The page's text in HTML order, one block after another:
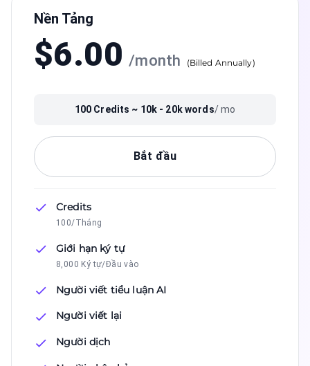
Nền Tảng
$6.00 /month (Billed Annually)
100 Credits ~ 10k - 20kwords/ mo
Bắt đầu
Credits
100/Tháng
Giới hạn ký tự
8,000 Ký tự/Đầu vào
Người viết tiểu luận AI
Người viết lại
Người dịch